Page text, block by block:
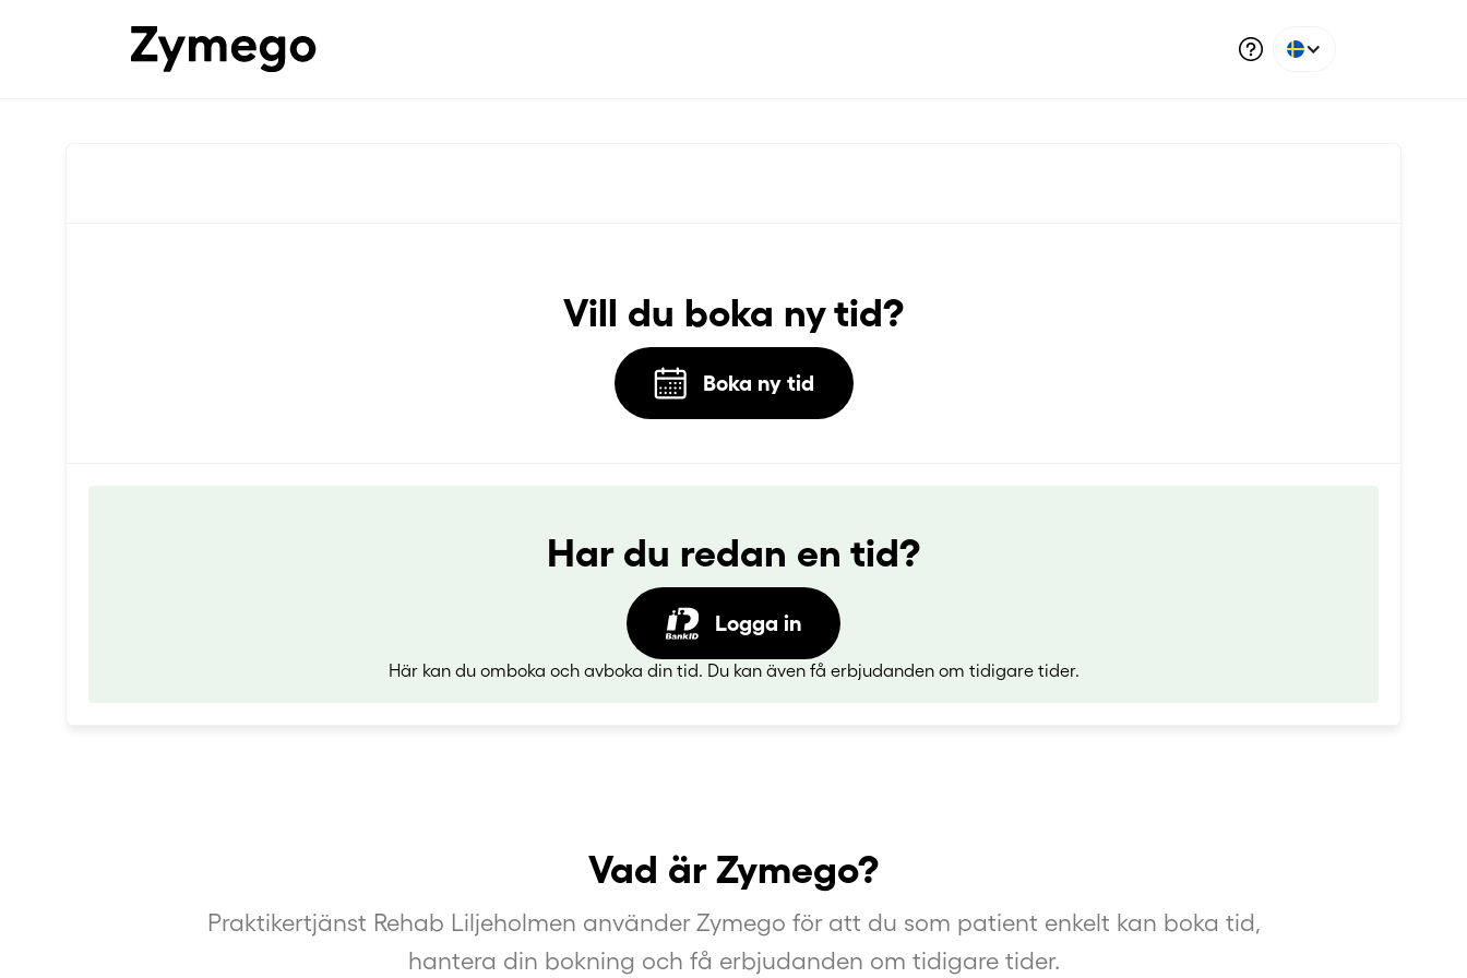
Vill du boka ny tid?
Boka ny tid
Har du redan en tid?
Logga in
Här kan du omboka och avboka din tid. Du kan även få erbjudanden om tidigare tider.
Vad är Zymego?
Praktikertjänst Rehab Liljeholmen använder Zymego för att du som patient enkelt kan boka tid,
hantera din bokning och få erbjudanden om tidigare tider.